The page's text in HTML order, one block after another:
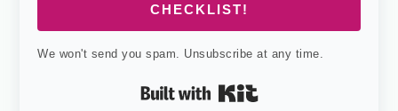
CHECKLIST!
We won't send you spam. Unsubscribe at any time.
Built with Kit